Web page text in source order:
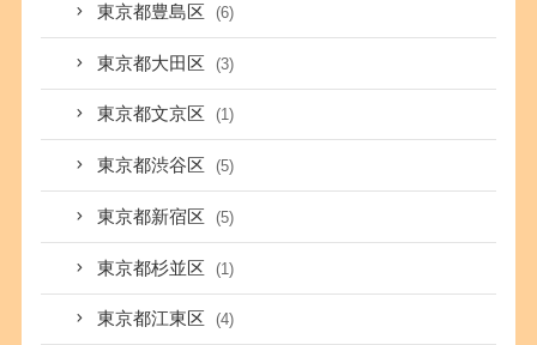
東京都豊島区 (6)
東京都大田区 (3)
東京都文京区 (1)
東京都渋谷区 (5)
東京都新宿区 (5)
東京都杉並区 (1)
東京都江東区 (4)